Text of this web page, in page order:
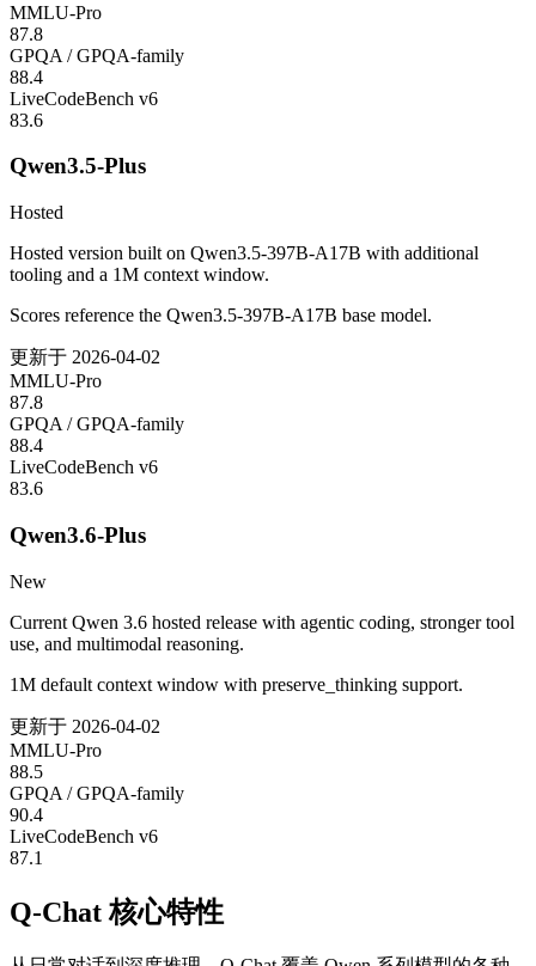
MMLU-Pro
87.8
GPQA / GPQA-family
88.4
LiveCodeBench v6
83.6
Qwen3.5-Plus
Hosted
Hosted version built on Qwen3.5-397B-A17B with additional
tooling and a 1M context window.
Scores reference the Qwen3.5-397B-A17B base model.
更新于 2026-04-02
MMLU-Pro
87.8
GPQA / GPQA-family
88.4
LiveCodeBench v6
83.6
Qwen3.6-Plus
New
Current Qwen 3.6 hosted release with agentic coding, stronger tool
use, and multimodal reasoning.
1M default context window with preserve_thinking support.
更新于 2026-04-02
MMLU-Pro
88.5
GPQA / GPQA-family
90.4
LiveCodeBench v6
87.1
Q-Chat 核心特性